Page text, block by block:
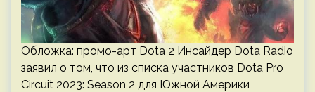
Обложка: промо-арт Dota 2 Инсайдер Dota Radio
заявил о том, что из списка участников Dota Pro
Circuit 2023: Season 2 для Южной Америки